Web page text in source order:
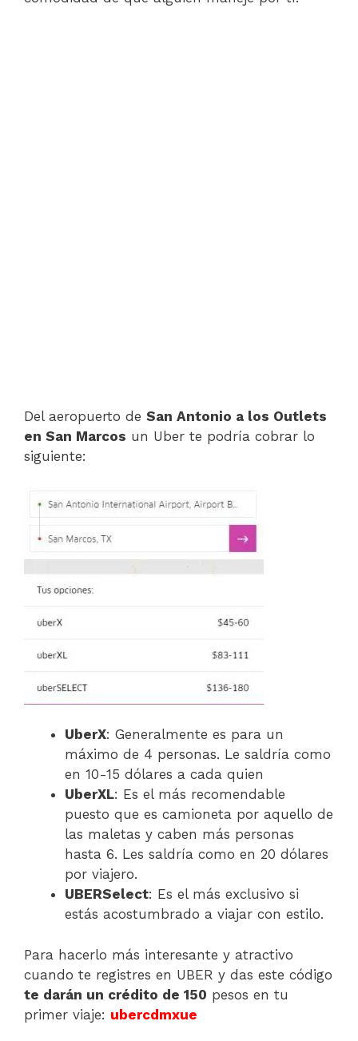
Del aeropuerto de San Antonio a los Outlets
en San Marcos un Uber te podría cobrar lo
siguiente:
UberX: Generalmente es para un
máximo de 4 personas. Le saldría como
en 10-15 dólares a cada quien
UberXL: Es el más recomendable
puesto que es camioneta por aquello de
las maletas y caben más personas
hasta 6. Les saldría como en 20 dólares
por viajero.
UBERSelect: Es el más exclusivo si
estás acostumbrado a viajar con estilo.
Para hacerlo más interesante y atractivo
cuando te registres en UBER y das este código
te darán un crédito de 150 pesos en tu
primer viaje: ubercdmxue